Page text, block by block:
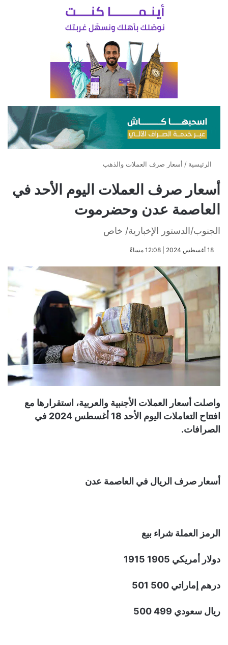
الرئيسية / أسعار صرف العملات والذهب
أسعار صرف العملات اليوم الأحد في
العاصمة عدن وحضرموت
الجنوب/الدستور الإخبارية/ خاص
​18 أغسطس 2024 | 12:08 مساءً
واصلت أسعار العملات الأجنبية والعربية، استقرارها مع
افتتاح التعاملات اليوم الأحد 18 أغسطس 2024 في
الصرافات.
أسعار صرف الريال في العاصمة عدن
الرمز العملة شراء بيع
دولار أمريكي 1905 1915
درهم إماراتي 500 501
ريال سعودي 499 500